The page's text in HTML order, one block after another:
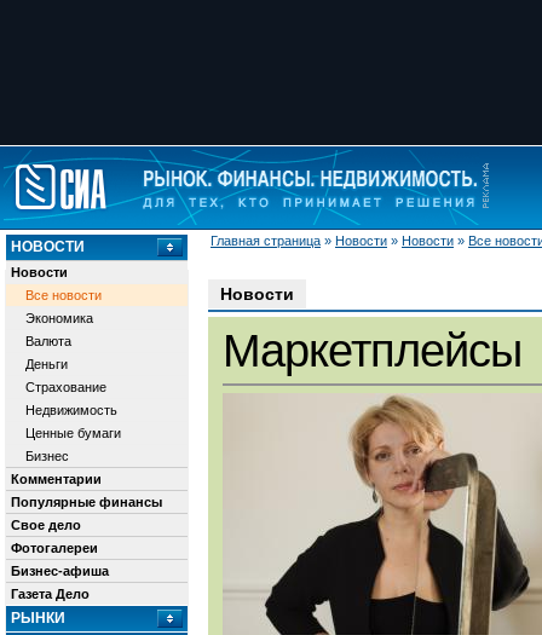
Главная страница » Новости » Новости » Все
НОВОСТИ
Новости
Все новости
Экономика
Валюта
Деньги
Страхование
Недвижимость
Ценные бумаги
Бизнес
Комментарии
Популярные финансы
Свое дело
Фотогалереи
Бизнес-афиша
Газета Дело
РЫНКИ
Новости
Маркетплейсы